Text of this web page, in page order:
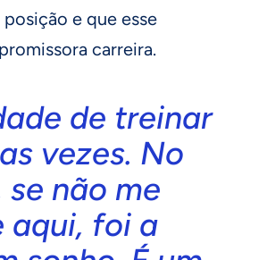
e que esse
carreira.
de treinar
vezes. No
se não me
aqui, foi a